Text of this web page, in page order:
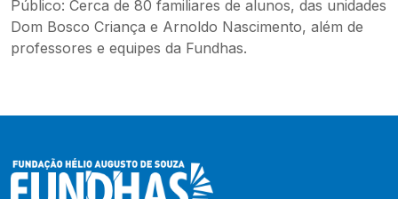
Público: Cerca de 80 familiares de alunos, das unidades
Dom Bosco Criança e Arnoldo Nascimento, além de
professores e equipes da Fundhas.